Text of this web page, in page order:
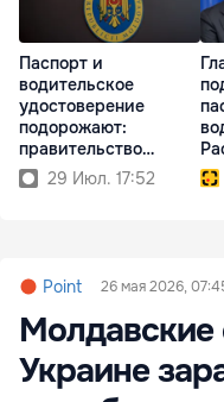
Паспорт и
водительское
удостоверение
подорожают:
правительство
утвердило новые
тарифы
29 Июл. 17:52
Point 26 мая 2026,
Молдавские
Украине